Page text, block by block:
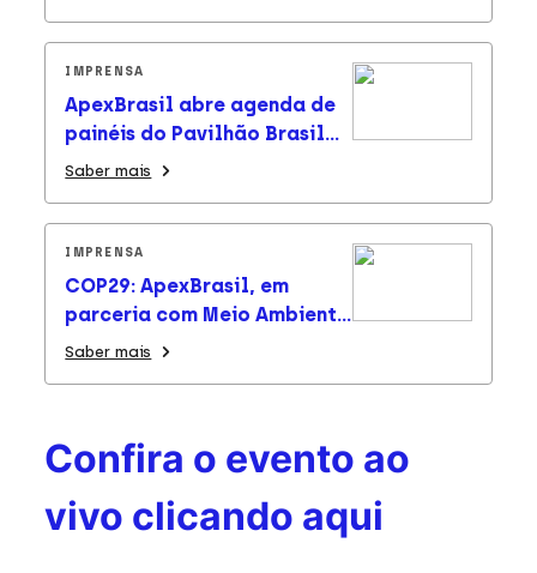
modelo econômico de
produção para salvar o
planeta
IMPRENSA
ApexBrasil abre agenda de
painéis do Pavilhão Brasil
na COP29 com debates
justa e iniciativas para
combater mudanças
climáticas
Saber mais
IMPRENSA
COP29: ApexBrasil, em
parceria com Meio Ambiente
e Itamaraty, abre pavilhão
transição ecológica
Saber mais
Confira o evento ao
vivo clicando aqui